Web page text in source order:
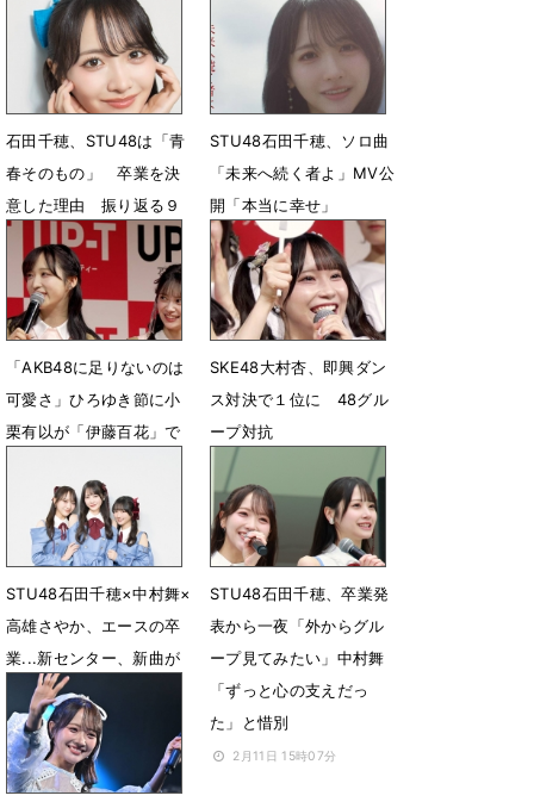
6月1日 22時45分 5月31日 23時35分
石田千穂、STU48は「青
春そのもの」 卒業を決
意した理由 振り返る９
年のあゆみ
5月27日 19時00分
STU48石田千穂、ソロ曲
「未来へ続く者よ」MV公
開「本当に幸せ」
5月2日 22時58分
「AKB48に足りないのは
可愛さ」ひろゆき節に小
栗有以が「伊藤百花」で
4月30日 08時12分
SKE48大村杏、即興ダン
ス対決で１位に 48グル
ープ対抗
4月30日 07時59分
STU48石田千穂×中村舞×
高雄さやか、エースの卒
業...新センター、新曲が
描く“もどかしい恋心”の
行方に迫る
3月5日 07時00分
STU48石田千穂、卒業発
表から一夜「外からグル
ープ見てみたい」中村舞
「ずっと心の支えだっ
た」と惜別
2月11日 15時07分